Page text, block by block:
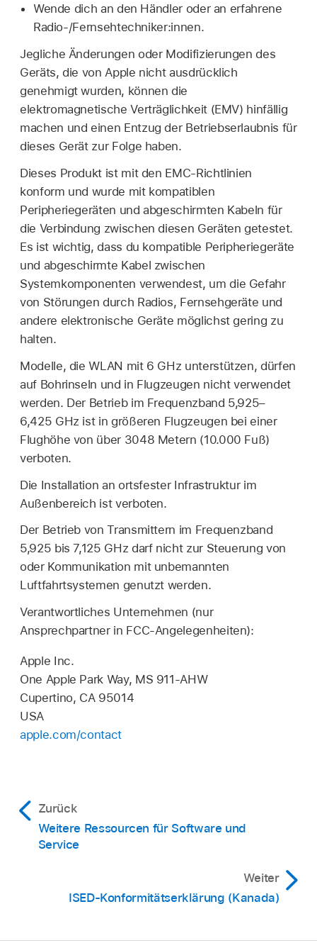
Wende dich an den Händler oder an erfahrene
Radio-/Fernsehtechniker:innen.
Jegliche Änderungen oder Modifizierungen des
Geräts, die von Apple nicht ausdrücklich
genehmigt wurden, können die
elektromagnetische Verträglichkeit (EMV) hinfällig
machen und einen Entzug der Betriebserlaubnis für
dieses Gerät zur Folge haben.
Dieses Produkt ist mit den EMC-Richtlinien
konform und wurde mit kompatiblen
Peripheriegeräten und abgeschirmten Kabeln für
die Verbindung zwischen diesen Geräten getestet.
Es ist wichtig, dass du kompatible Peripheriegeräte
und abgeschirmte Kabel zwischen
Systemkomponenten verwendest, um die Gefahr
von Störungen durch Radios, Fernsehgeräte und
andere elektronische Geräte möglichst gering zu
halten.
Modelle, die WLAN mit 6 GHz unterstützen, dürfen
auf Bohrinseln und in Flugzeugen nicht verwendet
werden. Der Betrieb im Frequenzband 5,925–
6,425 GHz ist in größeren Flugzeugen bei einer
Flughöhe von über 3048 Metern (10.000 Fuß)
verboten.
Die Installation an ortsfester Infrastruktur im
Außenbereich ist verboten.
Der Betrieb von Transmittern im Frequenzband
5,925 bis 7,125 GHz darf nicht zur Steuerung von
oder Kommunikation mit unbemannten
Luftfahrtsystemen genutzt werden.
Verantwortliches Unternehmen (nur
Ansprechpartner in FCC-Angelegenheiten):
Apple Inc.
One Apple Park Way, MS 911-AHW
Cupertino, CA 95014
USA
apple.com/contact
Zurück
Weitere Ressourcen für Software und
Service
Weiter
ISED-Konformitätserklärung (Kanada)